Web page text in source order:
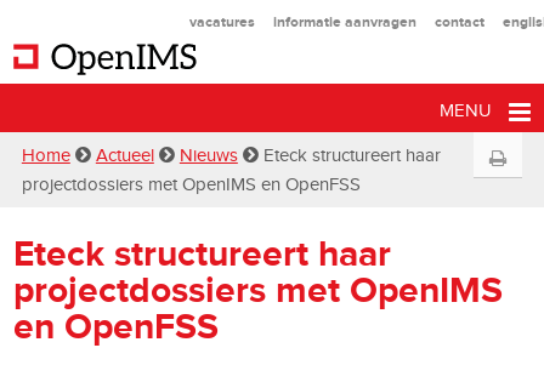
vacatures informatie aanvragen contact
MENU
Home Actueel Nieuws
Eteck structureert haar
projectdossiers met OpenIMS en OpenFSS
Eteck structureert haar
projectdossiers met OpenIMS
en OpenFSS